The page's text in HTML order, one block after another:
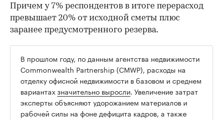
Причем у 7% респондентов в итоге перерасход
превышает 20% от исходной сметы плюс
заранее предусмотренного резерва.
В прошлом году, по данным агентства недвижимости
Commonwealth Partnership (CMWP), расходы на
отделку офисной недвижимости в базовом и среднем
вариантахзначительно выросли. Увеличение затрат
эксперты объясняют удорожанием материалов и
рабочей силы на фоне дефицита кадров, а также